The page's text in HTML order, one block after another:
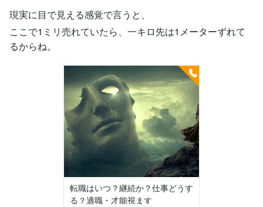
現実に目で見える感覚で言うと、
ここで1ミリ売れていたら、一キロ先は1メーターずれて
るからね。
転職はいつ？継続か？仕事どうす
る？適職・才能視ます